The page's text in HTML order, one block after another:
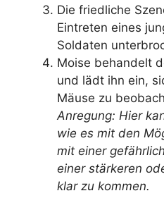
Die friedliche
Eintreten eines
Soldaten
Moise behandelt
und lädt ihn ein,
Mäuse zu
Anregung: Hier
wie es mit den
mit einer
einer stärkeren
klar zu kommen.